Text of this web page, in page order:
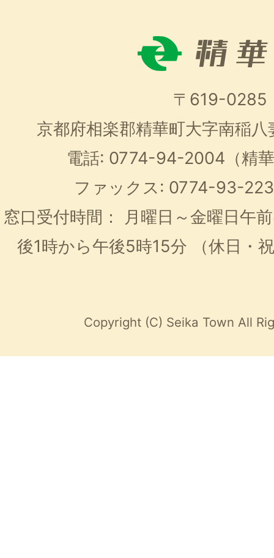
〒619-0285
京都府相楽郡精華町大字南稲
電話: 0774-94-2004（精
ファックス: 0774-93-
窓口受付時間：
月曜日～金曜日午
後1時から午後5時15分
（休日・
Copyright (C) Seika Town All